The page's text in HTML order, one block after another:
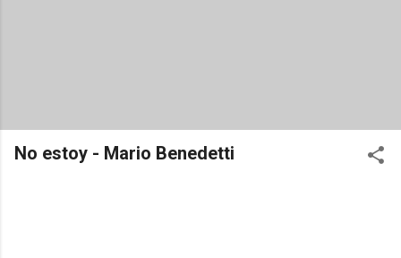
No estoy - Mario Benedetti